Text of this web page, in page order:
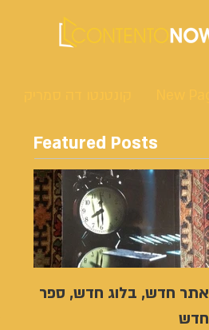
Featured Posts
אתר חדש, בלוג חדש, ספר
חדש